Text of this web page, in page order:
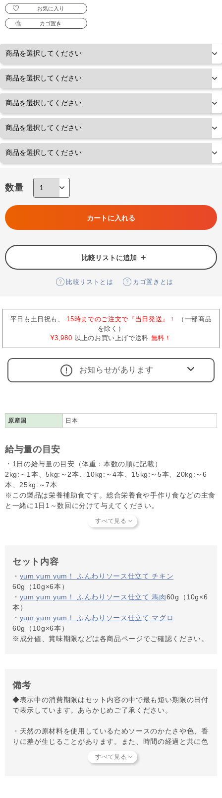
お気に入り
カゴ置き
数量
カートに入れる
比較リストに追加
比較リストとは カゴ置きとは
平日も土日祝も、 15時までのご注文で『当日発送』！
（一部商品
を除く）
¥3,980 以上のお買い上げで送料 無料！
お知らせがあります
原産国 日本
給与量の目安
・1日の給与量の目安（体重：本数の順に記載）
2kg:～1本、5kg:～2本、10kg:～4本、15kg:～5本、20kg:～6
本、25kg:～7本
※この製品は栄養補助食です。総合栄養食や手作り食などの主食
と一緒に1日1～数回に分けて与えてください。
セット内容
・ yum yum yum！ ふんわりソース仕立て チキン
60g（10g×6本）
・ yum yum yum！ ふんわりソース仕立て 馬肉60g（10g×6
本）
・ yum yum yum！ ふんわりソース仕立て マグロ
60g（10g×6本）
※成分値、賞味期限などは各商品ページでご確認ください。
備考
◆表示中の消費期限はセット内容の中で最も短い期限の日付
で表示しています。あらかじめご了承ください。
・天然の原材料を使用しているためソースのかたさや色、香
りに差が生じることがあります。また、時間の経過と共に色
馬肉は非常に鉄分が豊富なため、時間の経過とともにパッケ